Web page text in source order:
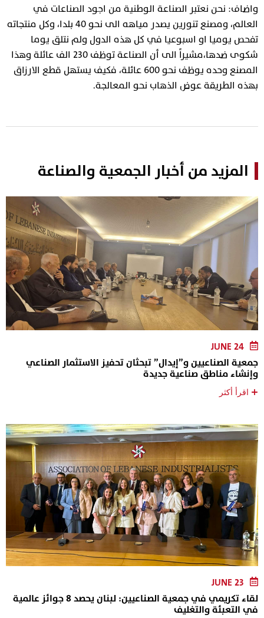
واضاف: نحن نعتبر الصناعة الوطنية من اجود الصناعات في
العالم، ومصنع تنورين يصدر مياهه الى نحو 40 بلدا، وكل منتجاته
تفحص يوميا او اسبوعيا في كل هذه الدول ولم نتلق يوما
شكوى ضدها،مشيراً الى أن الصناعة توظف 230 الف عائلة وهذا
المصنع وحده يوظف نحو 600 عائلة، فكيف يستهل قطع الارزاق
بهذه الطريقة عوض الذهاب نحو المعالجة.
المزيد من أخبار الجمعية والصناعة
JUNE 24
جمعية الصناعيين و”إيدال” تبحثان تحفيز الاستثمار الصناعي
وإنشاء مناطق صناعية جديدة
+ اقرأ أكثر
JUNE 23
لقاء تكريمي في جمعية الصناعيين: لبنان يحصد 8 جوائز عالمية
في التعبئة والتغليف